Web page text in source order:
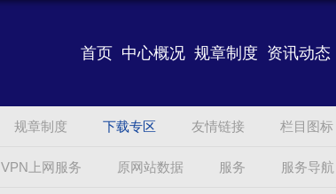
首页 中心概况 规章制度 资讯动态
规章制度 下载专区 友情链接 栏目图标
VPN上网服务 原网站数据 服务 服务导航